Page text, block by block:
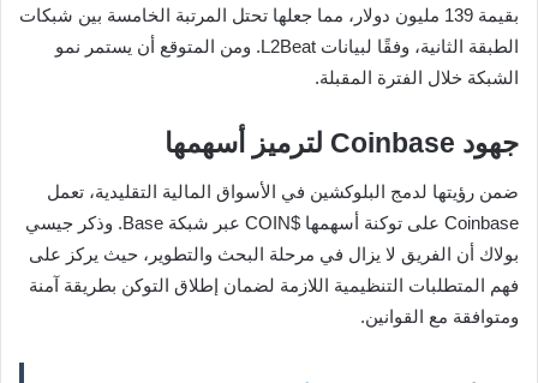
بقيمة 139 مليون دولار، مما جعلها تحتل المرتبة الخامسة بين شبكات
الطبقة الثانية، وفقًا لبيانات L2Beat. ومن المتوقع أن يستمر نمو
الشبكة خلال الفترة المقبلة.
جهود Coinbase لترميز أسهمها
ضمن رؤيتها لدمج البلوكشين في الأسواق المالية التقليدية، تعمل
Coinbase على توكنة أسهمها $COIN عبر شبكة Base. وذكر جيسي
بولاك أن الفريق لا يزال في مرحلة البحث والتطوير، حيث يركز على
فهم المتطلبات التنظيمية اللازمة لضمان إطلاق التوكن بطريقة آمنة
ومتوافقة مع القوانين.